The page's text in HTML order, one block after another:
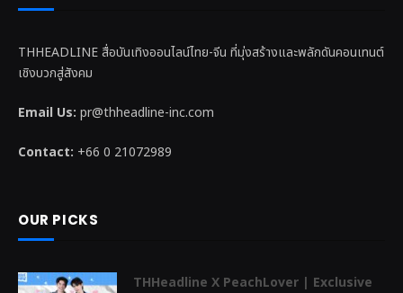
THHEADLINE สื่อบันเทิงออนไลน์ไทย-จีน ที่มุ่งสร้างและพลักดันคอนเทนต์
เชิงบวกสู่สังคม
Email Us: pr@thheadline-inc.com
Contact: +66 0 21072989
OUR PICKS
THHeadline X PeachLover | Exclusive